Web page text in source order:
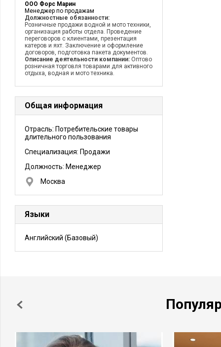
ООО Форс Марин
Менеджер по продажам
Должностные обязанности:
Розничные продажи водной и мото техники,
организация работы отдела. Проведение
переговоров с клиентами, презентация
катеров и яхт. Заключение и оформление
договоров, подготовка пакета документов.
Описание деятельности компании: Оптово
розничная торговля товарами для активного
отдыха, водная и мото техника.
Общая информация
Отрасль: Потребительские товары
длительного пользования
Специализация: Продажи
Должность: Менеджер
Москва
Языки
Английский (Базовый)